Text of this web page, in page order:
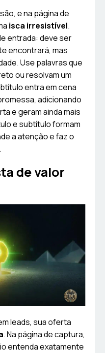
e na página de
isca irresistível.
entrada: deve ser
encontrará, mas
Use palavras que
ou resolvam um
entra em cena
adicionando
e geram ainda mais
e subtítulo formam
a atenção e faz o
de valor
leads, sua oferta
. Na página de captura,
entenda exatamente